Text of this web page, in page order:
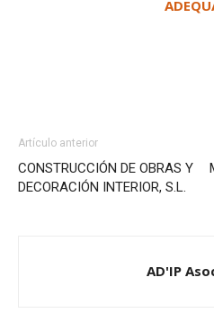
Artículo anterior
CONSTRUCCIÓN DE OBRAS Y
DECORACIÓN INTERIOR, S.L.
AD'IP